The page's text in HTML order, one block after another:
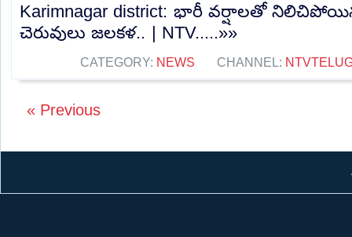
Karimnagar district: భారీ వర్షాలతో
చెరువులు జలకళ.. | NTV.....»»
CATEGORY: NEWS CHANNEL:
« Previous